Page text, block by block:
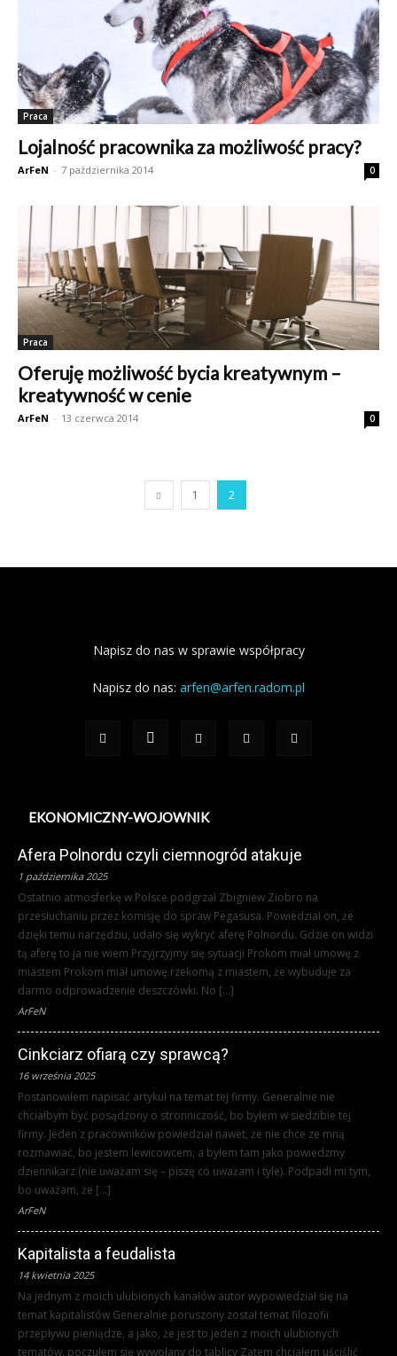
Praca
Lojalność pracownika za możliwość pracy?
ArFeN - 7 października 2014 0
Praca
Oferuję możliwość bycia kreatywnym –
kreatywność w cenie
ArFeN - 13 czerwca 2014 0
1 2
Napisz do nas w sprawie współpracy
Napisz do nas: arfen@arfen.radom.pl
EKONOMICZNY-WOJOWNIK
Afera Polnordu czyli ciemnogród atakuje
1 października 2025
Ostatnio atmosferkę w Polsce podgrzał Zbigniew Ziobro na
przesłuchaniu przez komisję do spraw Pegasusa. Powiedział on, że
dzięki temu narzędziu, udało się wykryć aferę Polnordu. Gdzie on widzi
tą aferę to ja nie wiem Przyjrzyjmy się sytuacji Prokom miał umowę z
miastem Prokom miał umowę rzekomą z miastem, że wybuduje za
darmo odprowadzenie deszczówki. No […]
ArFeN
Cinkciarz ofiarą czy sprawcą?
16 września 2025
Postanowiłem napisać artykuł na temat tej firmy. Generalnie nie
chciałbym być posądzony o stronniczość, bo byłem w siedzibie tej
firmy. Jeden z pracowników powiedział nawet, że nie chce ze mną
rozmawiać, bo jestem lewicowcem, a byłem tam jako powiedzmy
dziennikarz (nie uważam się – piszę co uważam i tyle). Podpadł mi tym,
bo uważam, że […]
ArFeN
Kapitalista a feudalista
14 kwietnia 2025
Na jednym z moich ulubionych kanałów autor wypowiedział się na
temat kapitalistów Generalnie poruszony został temat filozofii
przepływu pieniądze, a jako, że jest to jeden z moich ulubionych
tematów, poczułem się wywołany do tablicy Zatem chciałem uściślić